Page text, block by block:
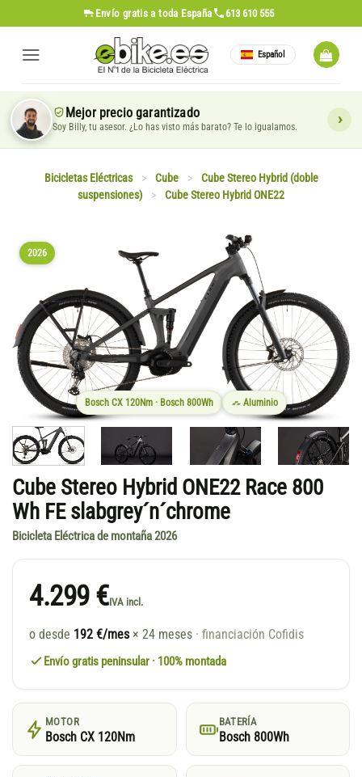
al
contenido
Envío gratis a toda España 613 610 555
Español
Mejor precio garantizado
Soy Billy, tu asesor. ¿Lo has visto más barato? Te lo igualamos.
Bicicletas Eléctricas > Cube >
Cube Stereo Hybrid (doble
suspensiones)
> Cube Stereo Hybrid ONE22
2026
Bosch CX 120Nm · Bosch 800Wh Aluminio
Cube Stereo Hybrid ONE22 Race 800
Wh FE slabgrey´n´chrome
Bicicleta Eléctrica de montaña 2026
4.299 €IVA incl.
o desde 192 €/mes × 24 meses · financiación Cofidis
Envío gratis peninsular · 100% montada
MOTOR
Bosch CX 120Nm
BATERÍA
Bosch 800Wh